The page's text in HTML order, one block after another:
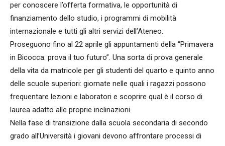
per conoscere l’offerta formativa, le opportunità di
finanziamento dello studio, i programmi di mobilità
internazionale e tutti gli altri servizi dell’Ateneo.
Proseguono fino al 22 aprile gli appuntamenti della “Primavera
in Bicocca: prova il tuo futuro”. Una sorta di prova generale
della vita da matricole per gli studenti del quarto e quinto anno
delle scuole superiori: giornate nelle quali i ragazzi possono
frequentare lezioni e laboratori e scoprire qual è il corso di
laurea adatto alle proprie inclinazioni.
Nella fase di transizione dalla scuola secondaria di secondo
grado all’Università i giovani devono affrontare processi di